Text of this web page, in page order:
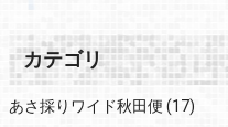
カテゴリ
あさ採りワイド秋田便 (17)